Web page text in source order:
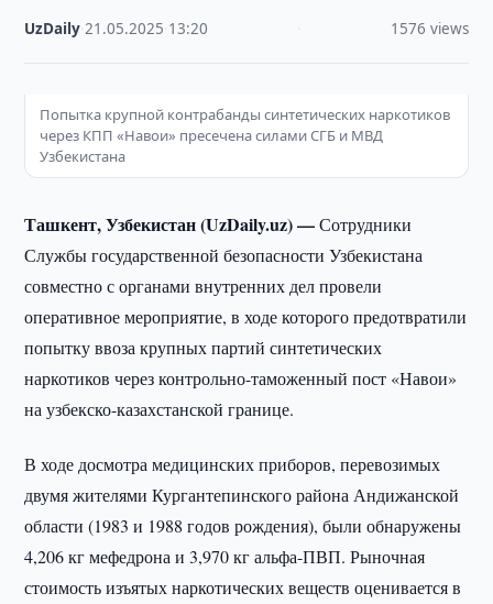
UzDaily ·21.05.2025 13:20 1576 views
Попытка крупной контрабанды синтетических наркотиков
через КПП «Навои» пресечена силами СГБ и МВД
Узбекистана
Ташкент, Узбекистан (UzDaily.uz) —Сотрудники
Службы государственной безопасности Узбекистана
совместно с органами внутренних дел провели
оперативное мероприятие, в ходе которого предотвратили
попытку ввоза крупных партий синтетических
наркотиков через контрольно-таможенный пост «Навои»
на узбекско-казахстанской границе.
В ходе досмотра медицинских приборов, перевозимых
двумя жителями Кургантепинского района Андижанской
области (1983 и 1988 годов рождения), были обнаружены
4,206 кг мефедрона и 3,970 кг альфа-ПВП. Рыночная
стоимость изъятых наркотических веществ оценивается в